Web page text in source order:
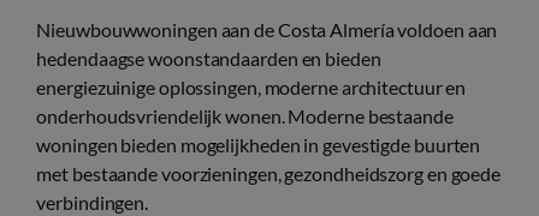
Nieuwbouwwoningen aan de Costa Almería voldoen aan
hedendaagse woonstandaarden en bieden
energiezuinige oplossingen, moderne architectuur en
onderhoudsvriendelijk wonen. Moderne bestaande
woningen bieden mogelijkheden in gevestigde buurten
met bestaande voorzieningen, gezondheidszorg en goede
verbindingen.